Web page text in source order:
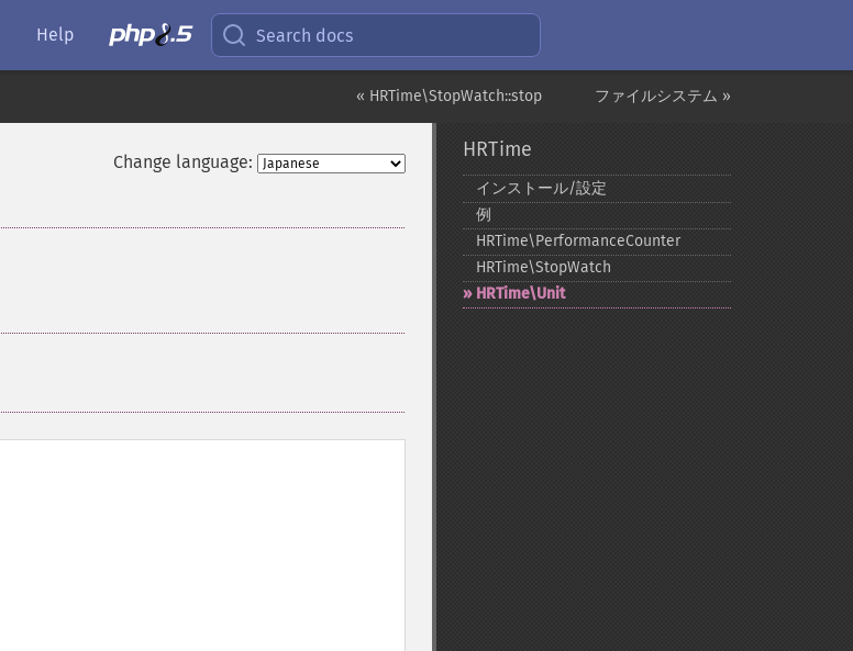
Help Search docs
ファイルシステム »
« HRTime\StopWatch::stop
Change language:
HRTime
インストール/設定
例
HRTime\PerformanceCounter
HRTime\StopWatch
HRTime\Unit